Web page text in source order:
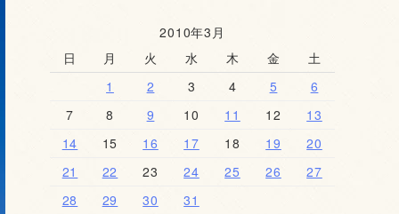
2010年3月
日
月 火 水 木 金
土
1
2 3 4 5
6
7
8 9 10 11 12
13
14
15 16 17 18 19
20
21
22 23 24 25 26
27
28
29 30
31